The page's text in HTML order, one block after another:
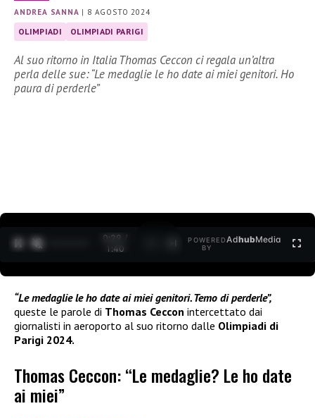
ANDREA SANNA | 8 AGOSTO 2024
OLIMPIADI OLIMPIADI PARIGI
Al suo ritorno in Italia Thomas Ceccon ci regala un’altra
perla delle sue: “Le medaglie le ho date ai miei genitori. Ho
paura di perderle”
0:30 /
1:40
POWERED
BY
AdhubMedia
“Le medaglie le ho date ai miei genitori. Temo di perderle”,
queste le parole di Thomas Ceccon intercettato dai
giornalisti in aeroporto al suo ritorno dalle Olimpiadi di
Parigi 2024.
Thomas Ceccon: “Le medaglie? Le ho date
ai miei”